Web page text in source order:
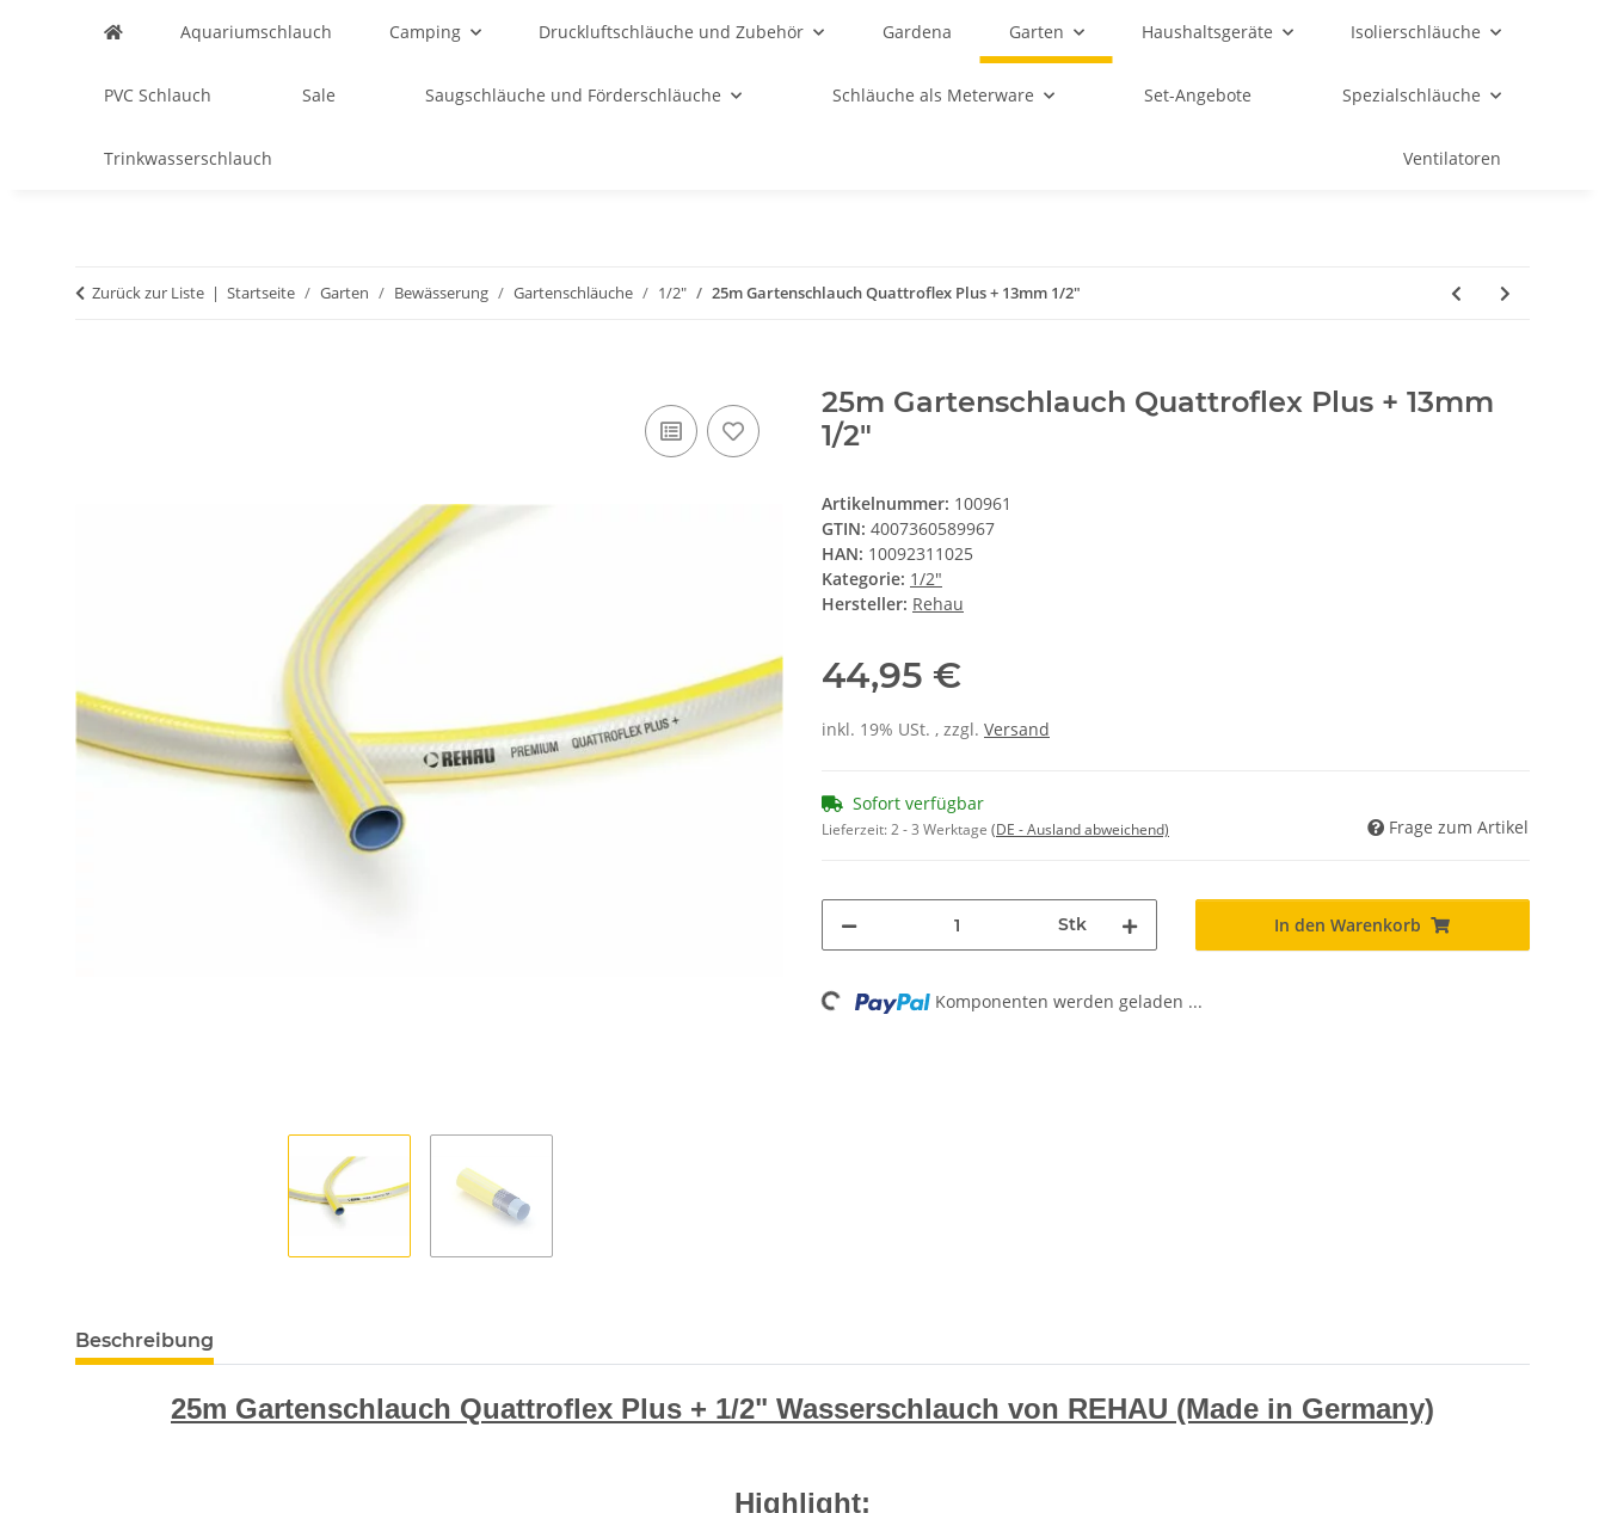
Aquariumschlauch Camping Druckluftschläuche und Zubehör Gardena Garten Haushaltsgeräte Isolierschläuche
PVC Schlauch Sale Saugschläuche und Förderschläuche Schläuche als Meterware Set-Angebote Spezialschläuche
Trinkwasserschlauch Ventilatoren
Zurück zur Liste Startseite Garten Bewässerung Gartenschläuche 1/2" 25m Gartenschlauch Quattroflex Plus + 13mm 1/2"
25m Gartenschlauch Quattroflex Plus + 13mm
1/2"
Artikelnummer: 100961
GTIN: 4007360589967
HAN: 10092311025
Kategorie: 1/2"
Hersteller: Rehau
44,95 €
inkl. 19% USt. , zzgl. Versand
Sofort verfügbar
Lieferzeit:2 - 3 Werktage (DE - Ausland abweichend) Frage zum Artikel
Stk In den Warenkorb
Loading... Komponenten werden geladen ...
Beschreibung
25m Gartenschlauch Quattroflex Plus + 1/2" Wasserschlauch von REHAU (Made in Germany)
Highlight: